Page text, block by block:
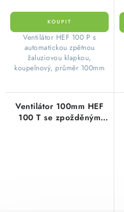
​ Ventilátor HEF 100 P s
automatickou zpětnou
žaluziovou klapkou,
koupelnový, průměr 100mm
Ventilátor 100mm HEF
100 T se zpožděným